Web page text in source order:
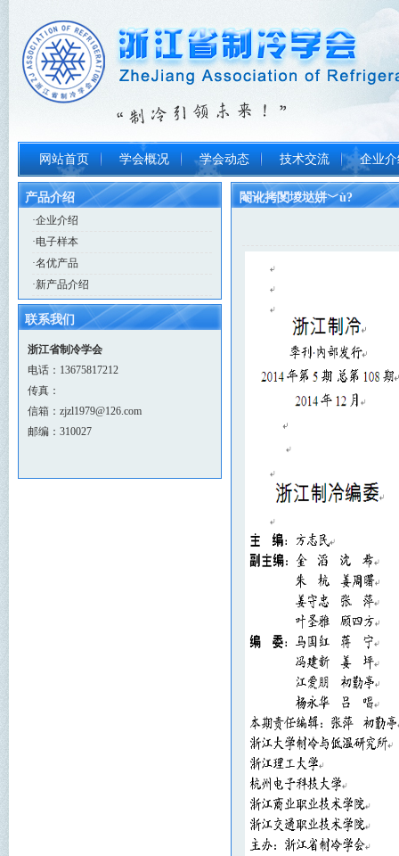
网站首页 学会概况 学会动态 技术交流 企业介
产品介绍
·企业介绍
·电子样本
·名优产品
·新产品介绍
联系我们
浙江省制冷学会
电话：13675817212
传真：
信箱：zjzl1979@126.com
邮编：310027
閹讹拷閺堫垯姘﹀ù?